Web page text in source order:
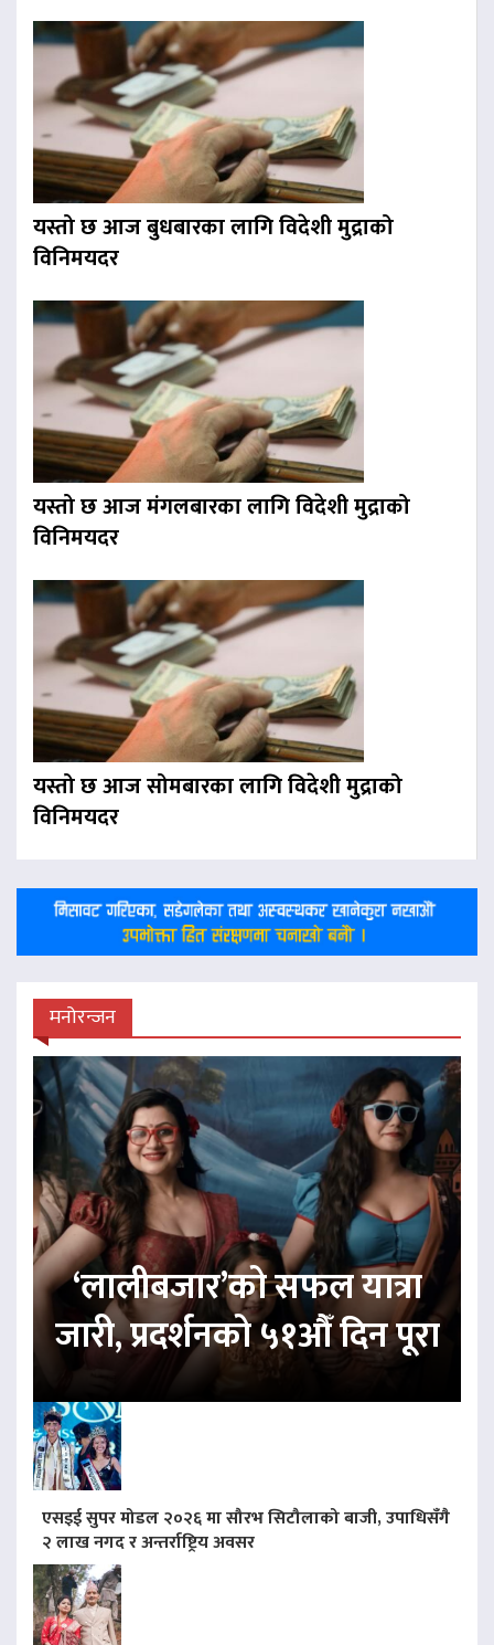
यस्तो छ आज बुधबारका लागि विदेशी मुद्राको
विनिमयदर
यस्तो छ आज मंगलबारका लागि विदेशी मुद्राको
विनिमयदर
यस्तो छ आज सोमबारका लागि विदेशी मुद्राको
विनिमयदर
मनोरन्जन
‘लालीबजार’को सफल यात्रा
जारी, प्रदर्शनको ५१औँ दिन पूरा
एसइई सुपर मोडल २०२६ मा सौरभ सिटौलाको बाजी, उपाधिसँगै
२ लाख नगद र अन्तर्राष्ट्रिय अवसर